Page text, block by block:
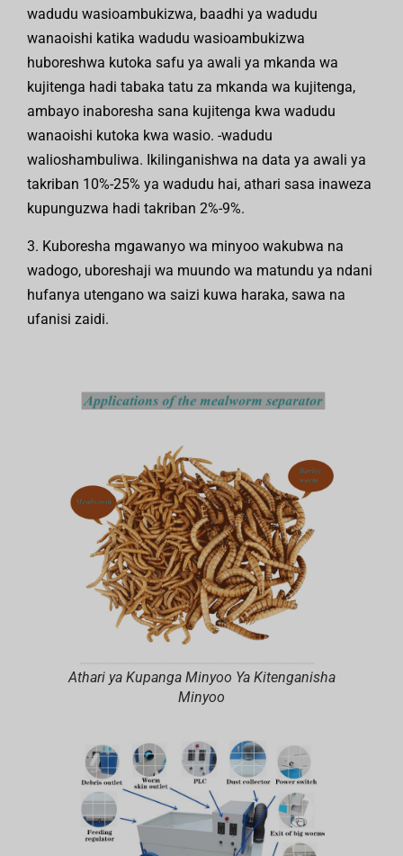
wadudu wasioambukizwa, baadhi ya wadudu
wanaoishi katika wadudu wasioambukizwa
huboreshwa kutoka safu ya awali ya mkanda wa
kujitenga hadi tabaka tatu za mkanda wa kujitenga,
ambayo inaboresha sana kujitenga kwa wadudu
wanaoishi kutoka kwa wasio. -wadudu
walioshambuliwa. Ikilinganishwa na data ya awali ya
takriban 10%-25% ya wadudu hai, athari sasa inaweza
kupunguzwa hadi takriban 2%-9%.
3. Kuboresha mgawanyo wa minyoo wakubwa na
wadogo, uboreshaji wa muundo wa matundu ya ndani
hufanya utengano wa saizi kuwa haraka, sawa na
ufanisi zaidi.
Athari ya Kupanga Minyoo Ya Kitenganisha
Minyoo